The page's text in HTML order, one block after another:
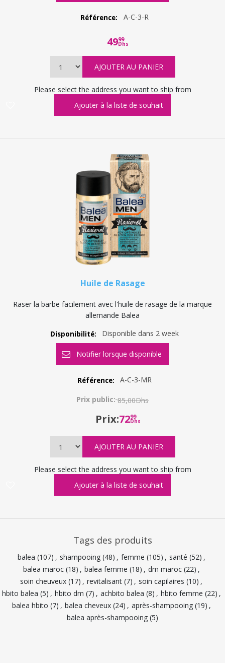
Référence: A-C-3-R
4999
Dhs
Please select the address you want to ship from
Huile de Rasage
Raser la barbe facilement avec l'huile de rasage de la marque
allemande Balea
Disponibilité: Disponible dans 2 week
Référence: A-C-3-MR
Prix public: 85,00Dhs
Prix:7299
Dhs
Please select the address you want to ship from
Tags des produits
balea (107) , shampooing (48) , femme (105) , santé (52) ,
balea maroc (18) , balea femme (18) , dm maroc (22) ,
soin cheuveux (17) , revitalisant (7) , soin capilaires (10) ,
hbito balea (5) , hbito dm (7) , achbito balea (8) , hbito femme (22) ,
balea hbito (7) , balea cheveux (24) , après-shampooing (19) ,
balea après-shampooing (5)